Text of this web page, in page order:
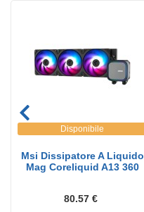
Disponibile
Msi Dissipatore A Liquido
Mag Coreliquid A13 360
80.57 €